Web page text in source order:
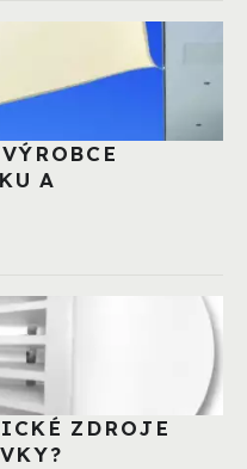
A
ZDROJE